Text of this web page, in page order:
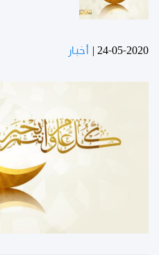
24-05-2020 أخبار